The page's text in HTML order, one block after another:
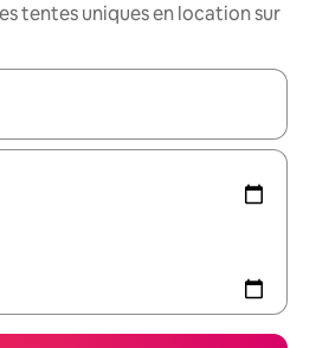
tentes uniques en location sur
utilisez les flèches vers le